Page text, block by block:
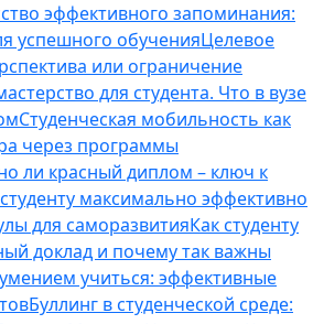
эффективного запоминания:
успешного обученияЦелевое
или ограничение
для студента. Что в вузе
Студенческая мобильность как
через программы
ли красный диплом – ключ к
максимально эффективно
для саморазвитияКак студенту
доклад и почему так важны
учиться: эффективные
Буллинг в студенческой среде: